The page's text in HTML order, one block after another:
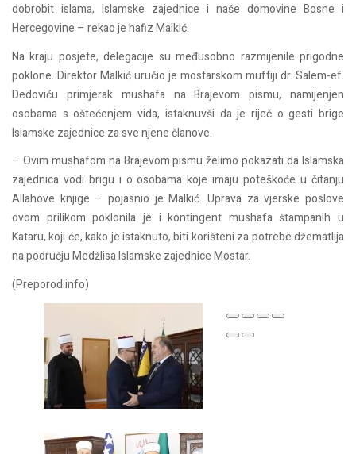
dobrobit islama, Islamske zajednice i naše domovine Bosne i
Hercegovine – rekao je hafiz Malkić.
Na kraju posjete, delegacije su međusobno razmijenile prigodne
poklone. Direktor Malkić uručio je mostarskom muftiji dr. Salem-ef.
Dedoviću primjerak mushafa na Brajevom pismu, namijenjen
osobama s oštećenjem vida, istaknuvši da je riječ o gesti brige
Islamske zajednice za sve njene članove.
– Ovim mushafom na Brajevom pismu želimo pokazati da Islamska
zajednica vodi brigu i o osobama koje imaju poteškoće u čitanju
Allahove knjige – pojasnio je Malkić. Uprava za vjerske poslove
ovom prilikom poklonila je i kontingent mushafa štampanih u
Kataru, koji će, kako je istaknuto, biti korišteni za potrebe džematlija
na području Medžlisa Islamske zajednice Mostar.
(Preporod.info)